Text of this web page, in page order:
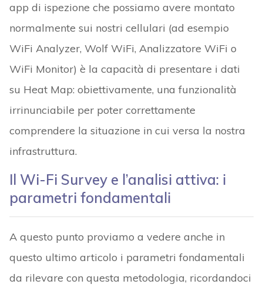
app di ispezione che possiamo avere montato
normalmente sui nostri cellulari (ad esempio
WiFi Analyzer, Wolf WiFi, Analizzatore WiFi o
WiFi Monitor) è la capacità di presentare i dati
su Heat Map: obiettivamente, una funzionalità
irrinunciabile per poter correttamente
comprendere la situazione in cui versa la nostra
infrastruttura.
Il Wi-Fi Survey e l’analisi attiva: i
parametri fondamentali
A questo punto proviamo a vedere anche in
questo ultimo articolo i parametri fondamentali
da rilevare con questa metodologia, ricordandoci